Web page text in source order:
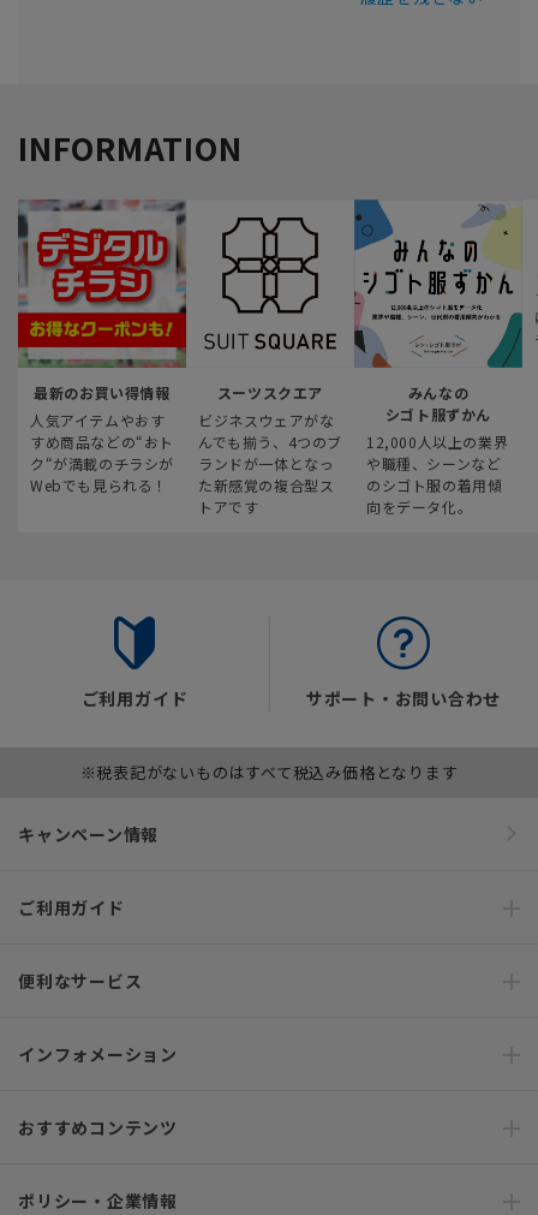
INFORMATION
最新のお買い得情報
人気アイテムやおす
すめ商品などの“おト
ク“が満載のチラシが
Webでも見られる！
スーツスクエア
ビジネスウェアがな
んでも揃う、4つのブ
ランドが一体となっ
た新感覚の複合型ス
トアです
みんなの
シゴト服ずかん
12,000人以上の業界
や職種、シーンなど
のシゴト服の着用傾
向をデータ化。
ご利用ガイド サポート・お問い合わせ
※税表記がないものはすべて税込み価格となります
キャンペーン情報
ご利用ガイド
便利なサービス
インフォメーション
おすすめコンテンツ
ポリシー・企業情報